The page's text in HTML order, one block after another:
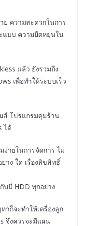
ย ความสะดวกในการ
แบบ ความยืดหยุ่นใน
แล้ว ยังรวมถึง
เพื่อทำให้ระบบเร็ว
ส์ โปรแกรมคุมร้าน
ได้
ายในการจัดการ ไม่
าง ใด เรื่องลิขสิทธิ์
บมี HDD ทุกอย่าง
าก็จะทำให้เครื่องลูก
จึงควรจะมีแผน